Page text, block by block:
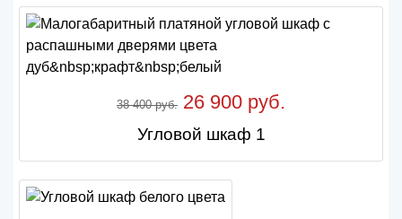
38 400 руб. 26 900 руб.
Угловой шкаф 1